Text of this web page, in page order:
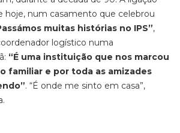
hoje, num casamento que celebrou
muitas histórias no IPS”,
logístico numa
“É uma instituição que nos marcou
familiar e por toda as amizades
. “É onde me sinto em casa”,